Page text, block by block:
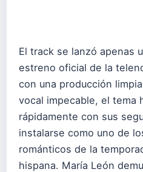
El track se lanzó apenas
estreno oficial de la
con una producción
vocal impecable, el tema
rápidamente con sus
instalarse como uno de
románticos de la
hispana. María León